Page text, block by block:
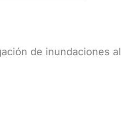
de inundaciones al